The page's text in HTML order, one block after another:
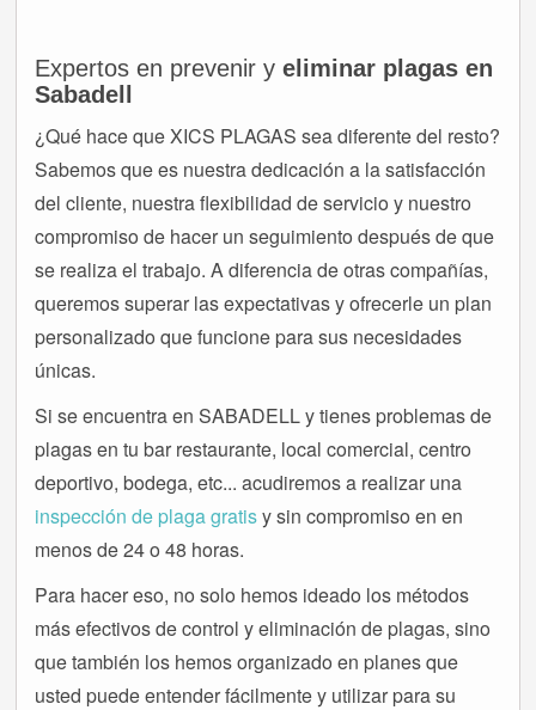
Expertos en prevenir yeliminar plagas en
Sabadell
¿Qué hace que XICS PLAGAS sea diferente del resto?
Sabemos que es nuestra dedicación a la satisfacción
del cliente, nuestra flexibilidad de servicio y nuestro
compromiso de hacer un seguimiento después de que
se realiza el trabajo. A diferencia de otras compañías,
queremos superar las expectativas y ofrecerle un plan
personalizado que funcione para sus necesidades
únicas.
Si se encuentra en SABADELL y tienes problemas de
plagas en tu bar restaurante, local comercial, centro
deportivo, bodega, etc... acudiremos a realizar una
inspección de plaga gratisy sin compromiso en en
menos de 24 o 48 horas.
Para hacer eso, no solo hemos ideado los métodos
más efectivos de control y eliminación de plagas, sino
que también los hemos organizado en planes que
usted puede entender fácilmente y utilizar para su